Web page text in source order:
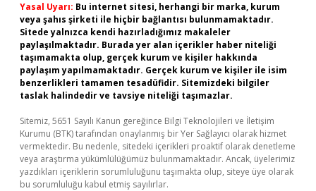
Yasal Uyarı: Bu internet sitesi, herhangi bir marka, kurum
veya şahıs şirketi ile hiçbir bağlantısı bulunmamaktadır.
Sitede yalnızca kendi hazırladığımız makaleler
paylaşılmaktadır. Burada yer alan içerikler haber niteliği
taşımamakta olup, gerçek kurum ve kişiler hakkında
paylaşım yapılmamaktadır. Gerçek kurum ve kişiler ile isim
benzerlikleri tamamen tesadüfidir. Sitemizdeki bilgiler
taslak halindedir ve tavsiye niteliği taşımazlar.
Sitemiz, 5651 Sayılı Kanun gereğince Bilgi Teknolojileri ve İletişim
Kurumu (BTK) tarafından onaylanmış bir Yer Sağlayıcı olarak hizmet
vermektedir. Bu nedenle, sitedeki içerikleri proaktif olarak denetleme
veya araştırma yükümlülüğümüz bulunmamaktadır. Ancak, üyelerimiz
yazdıkları içeriklerin sorumluluğunu taşımakta olup, siteye üye olarak
bu sorumluluğu kabul etmiş sayılırlar.